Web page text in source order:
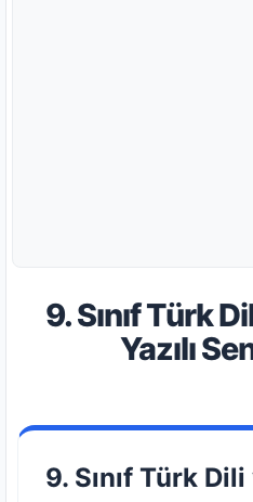
9. Sınıf Türk
Yazılı
9. Sınıf Türk